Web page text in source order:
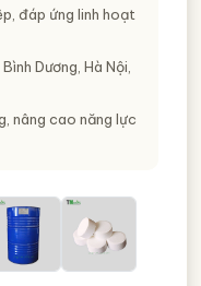
đáp ứng linh hoạt
Dương, Hà Nội,
nâng cao năng lực